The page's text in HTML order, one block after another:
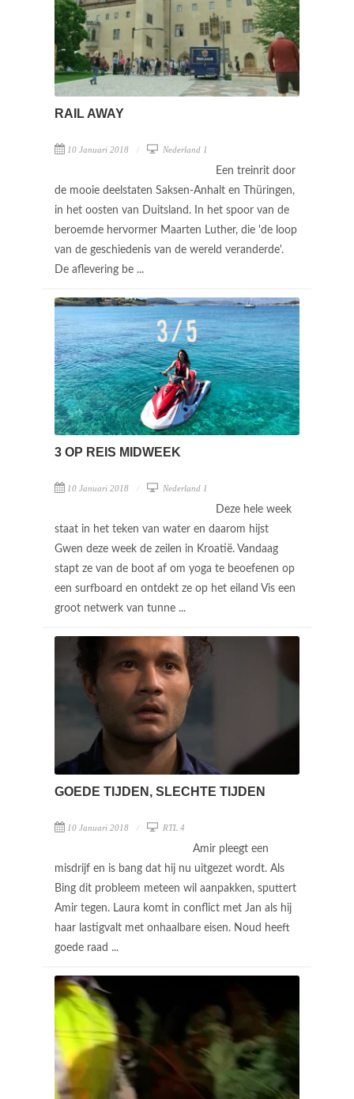
RAIL AWAY
10 Januari 2018 Nederland 1
Een treinrit door
de mooie deelstaten Saksen-Anhalt en Thüringen,
in het oosten van Duitsland. In het spoor van de
beroemde hervormer Maarten Luther, die 'de loop
van de geschiedenis van de wereld veranderde'.
De aflevering be ...
3 OP REIS MIDWEEK
10 Januari 2018 Nederland 1
Deze hele week
staat in het teken van water en daarom hijst
Gwen deze week de zeilen in Kroatië. Vandaag
stapt ze van de boot af om yoga te beoefenen op
een surfboard en ontdekt ze op het eiland Vis een
groot netwerk van tunne ...
GOEDE TIJDEN, SLECHTE TIJDEN
10 Januari 2018 RTL 4
Amir pleegt een
misdrijf en is bang dat hij nu uitgezet wordt. Als
Bing dit probleem meteen wil aanpakken, sputtert
Amir tegen. Laura komt in conflict met Jan als hij
haar lastigvalt met onhaalbare eisen. Noud heeft
goede raad ...